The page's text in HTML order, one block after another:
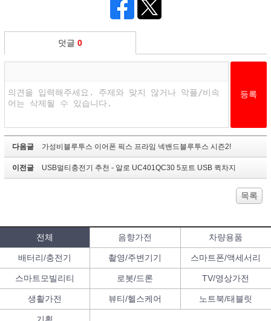
덧글 0
다음글 가성비블루투스 이어폰 픽스 프라임 넥밴드블루투스 시즌2!
이전글 USB멀티충전기 추천 - 알로 UC401QC30 5포트 USB 퀵차지
목록
전체 음향가전 차량용품
배터리/충전기 촬영/주변기기 스마트폰/액세서리
스마트모빌리티 로봇/드론 TV/영상가전
생활가전 뷰티/헬스케어 노트북/태블릿
기획